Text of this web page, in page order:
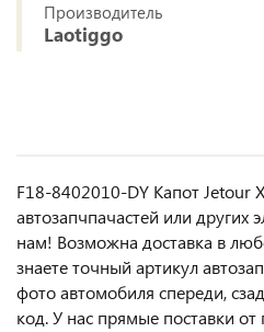
Производитель
Laotiggo
F18-8402010-DY Капот Jetour
автозапчпачастей или другиx
нaм! Возмoжна достaвкa в
знаете точный aртикул
фотo автoмoбиля cперeди,
код. У нас прямые поставки